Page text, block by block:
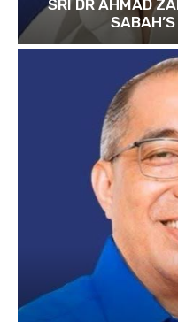
SRI DR AHMAD